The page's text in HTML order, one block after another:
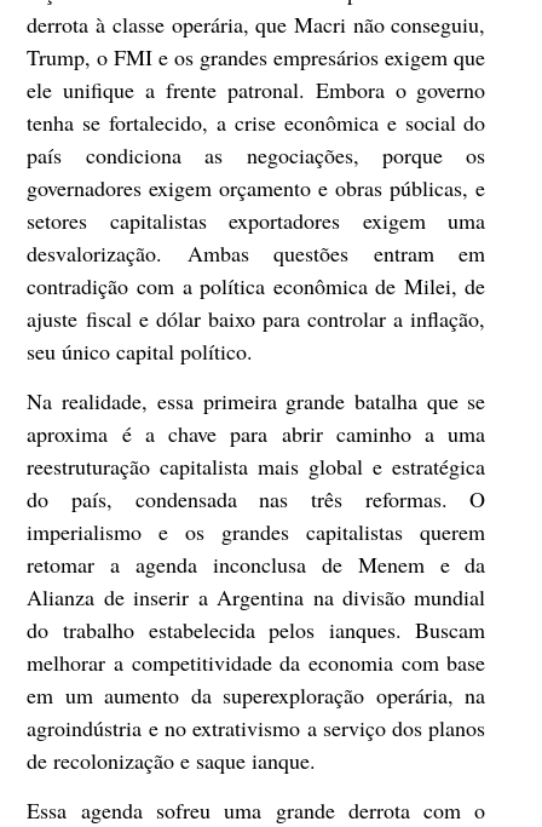
derrota à classe operária, que Macri não conseguiu,
Trump, o FMI e os grandes empresários exigem que
ele unifique a frente patronal. Embora o governo
tenha se fortalecido, a crise econômica e social do
país condiciona as negociações, porque os
governadores exigem orçamento e obras públicas, e
setores capitalistas exportadores exigem uma
desvalorização. Ambas questões entram em
contradição com a política econômica de Milei, de
ajuste fiscal e dólar baixo para controlar a inflação,
seu único capital político.
Na realidade, essa primeira grande batalha que se
aproxima é a chave para abrir caminho a uma
reestruturação capitalista mais global e estratégica
do país, condensada nas três reformas. O
imperialismo e os grandes capitalistas querem
retomar a agenda inconclusa de Menem e da
Alianza de inserir a Argentina na divisão mundial
do trabalho estabelecida pelos ianques. Buscam
melhorar a competitividade da economia com base
em um aumento da superexploração operária, na
agroindústria e no extrativismo a serviço dos planos
de recolonização e saque ianque.
Essa agenda sofreu uma grande derrota com o